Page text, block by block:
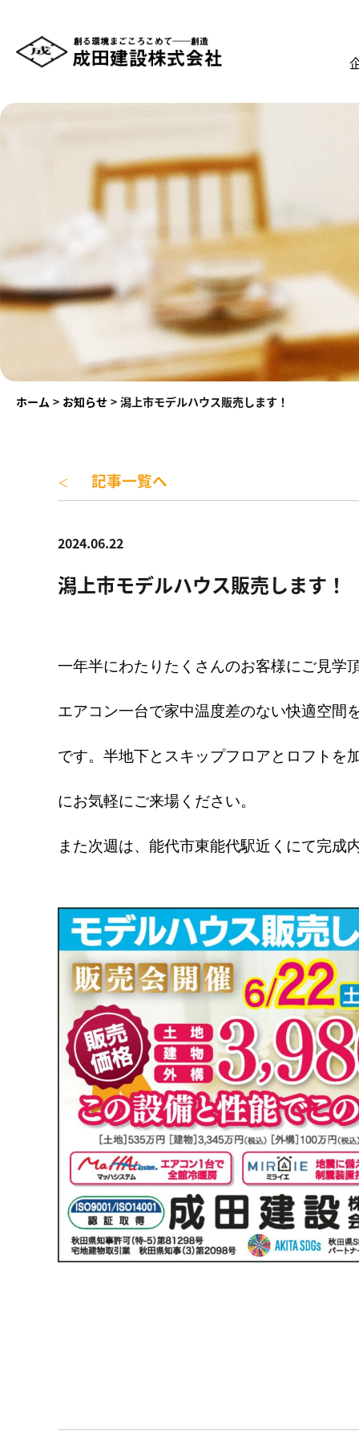
ホーム > お知らせ > 潟上市モデルハウス販売します！
＜ 記事一覧へ
2024.06.22
潟上市モデルハウス販売します！
一年半にわたりたくさんのお客様にご見学
エアコン一台で家中温度差のない快適空間
です。半地下とスキップフロアとロフトを
にお気軽にご来場ください。
また次週は、能代市東能代駅近くにて完成